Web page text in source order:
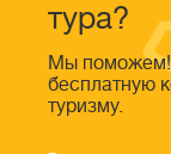
тура?
Мы поможем!
бесплатную
туризму.